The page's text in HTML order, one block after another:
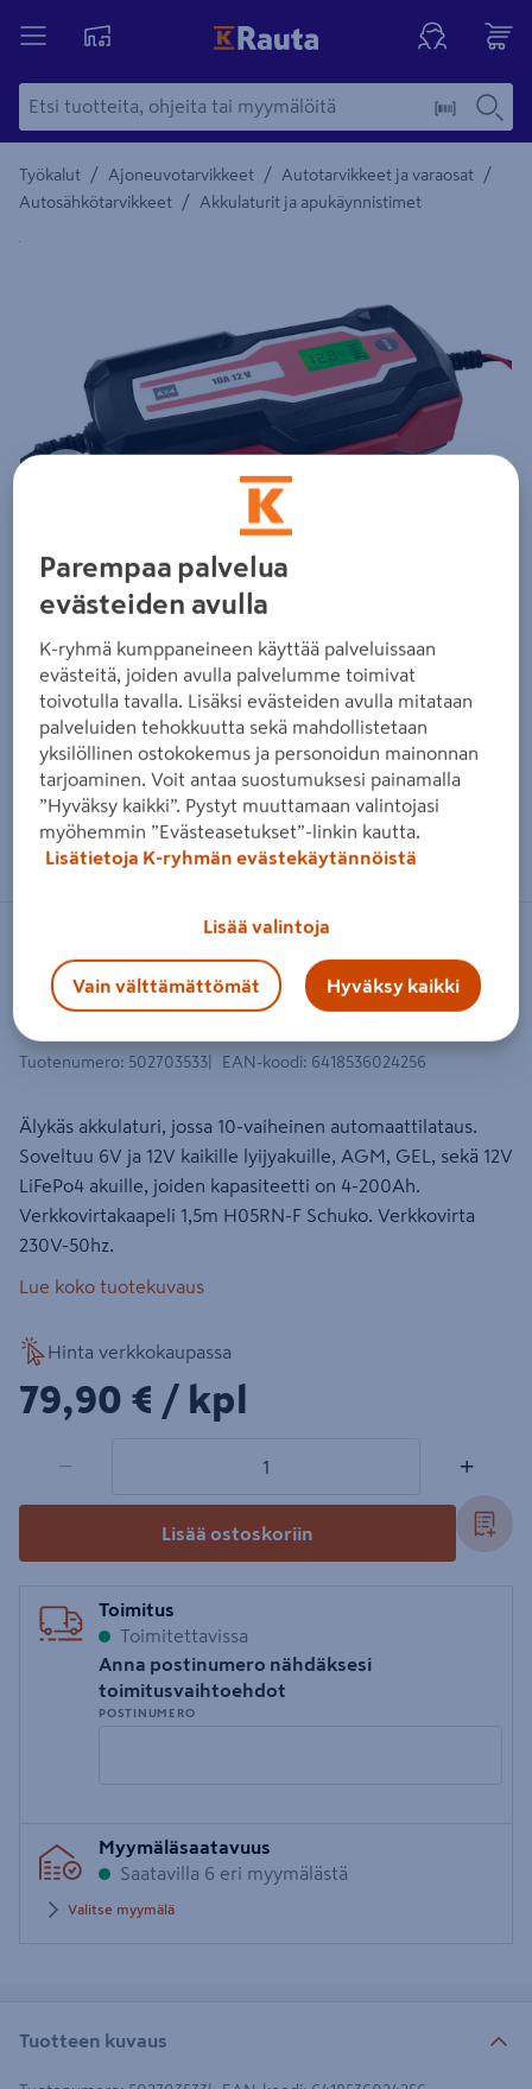
Työkalut / Ajoneuvotarvikkeet / Autotarvikkeet ja varaosat /
Autosähkötarvikkeet / Akkulaturit ja apukäynnistimet
Yksityiskohtainen kuvaus löytyy Tuotteen kuvaus -
Zoomaa kuvaa sormilla kosketusnäytöllä
Akkulaturi AX4 6V/12V 10A 10-
vaiheinen automaattilataus
Tuotenumero: 502703533 EAN-koodi: 6418536024256
Älykäs akkulaturi, jossa 10-vaiheinen automaattilataus.
Soveltuu 6V ja 12V kaikille lyijyakuille, AGM, GEL, sekä 12V
LiFePo4 akuille, joiden kapasiteetti on 4-200Ah.
Verkkovirtakaapeli 1,5m H05RN-F Schuko. Verkkovirta
230V-50hz.
Lue koko tuotekuvaus
Hinta verkkokaupassa
79,90€/kpl
79,90 € / kpl
− +
Lisää ostoskoriin
Toimitus
Toimitettavissa
Anna postinumero nähdäksesi
toimitusvaihtoehdot
POSTINUMERO
postinumero
Myymäläsaatavuus
Saatavilla 6 eri myymälästä
Valitse myymälä
Tuotteen kuvaus
Parempaa palvelua
evästeiden avulla
K-ryhmä kumppaneineen käyttää palveluissaan
evästeitä, joiden avulla palvelumme toimivat
toivotulla tavalla. Lisäksi evästeiden avulla mitataan
palveluiden tehokkuutta sekä mahdollistetaan
yksilöllinen ostokokemus ja personoidun mainonnan
tarjoaminen. Voit antaa suostumuksesi painamalla
”Hyväksy kaikki”. Pystyt muuttamaan valintojasi
myöhemmin ”Evästeasetukset”-linkin kautta.
Lisätietoja K-ryhmän evästekäytännöistä
Lisää valintoja
Vain välttämättömät Hyväksy kaikki